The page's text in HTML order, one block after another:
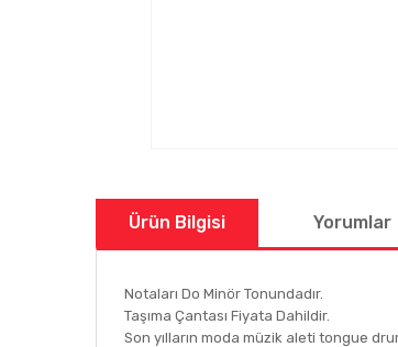
Ürün Bilgisi Yorumlar
Notaları Do Minör Tonundadır.
Taşıma Çantası Fiyata Dahildir.
Son yılların moda müzik aleti tongue